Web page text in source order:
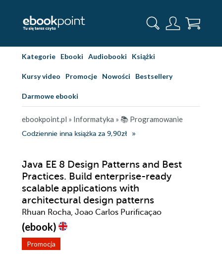
Kategorie Ebooki Audiobooki Książki
Kursy video Promocje Nowości Bestsellery
Darmowe ebooki
ebookpoint.pl » Informatyka » 📚 Programowanie
Codziennie inna książka za 9,90zł
Java EE 8 Design Patterns and Best
Practices. Build enterprise-ready
scalable applications with
architectural design patterns
Rhuan Rocha, Joao Carlos Purificaçao
(ebook)
Promocja